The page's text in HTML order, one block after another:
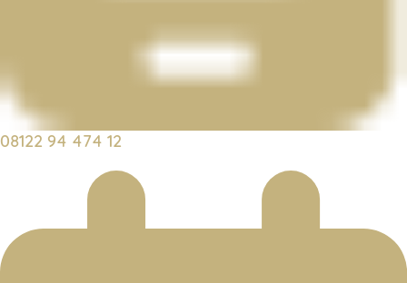
08122 94 474 12